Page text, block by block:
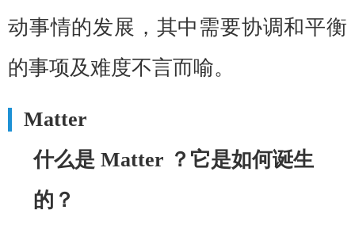
动事情的发展，其中需要协调和平衡
的事项及难度不言而喻。
Matter
什么是 Matter ？它是如何诞生
的？